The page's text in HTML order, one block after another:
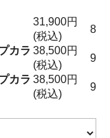
31,900円
(税込)
8
カラ 38,500円
(税込)
9
カラ 38,500円
(税込)
9